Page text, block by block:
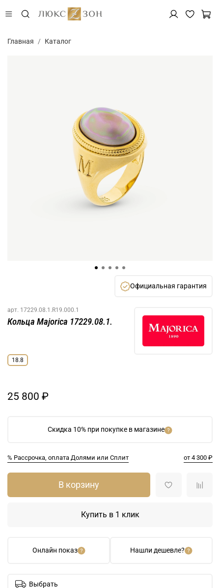
Главная Каталог
Официальная гарантия
арт. 17229.08.1.R19.000.1
Скидка 10% при покупке в магазине
% Рассрочка, оплата Долями или Сплит от 4 300 ₽
Кольца Majorica 17229.08.1.
18.8
25 800 ₽
Онлайн показ Нашли дешевле?
В корзину
Купить в 1 клик
Выбрать